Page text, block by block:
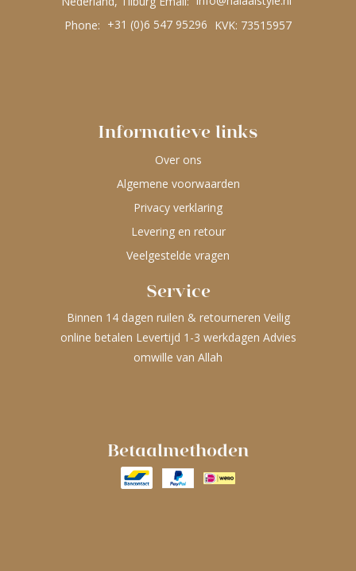
Phone: +31 (0)6 547 95296 KVK: 73515957
Informatieve links
Over ons
Algemene voorwaarden
Privacy verklaring
Levering en retour
Veelgestelde vragen
Service
Binnen 14 dagen ruilen & retourneren Veilig
online betalen Levertijd 1-3 werkdagen Advies
omwille van Allah
Betaalmethoden